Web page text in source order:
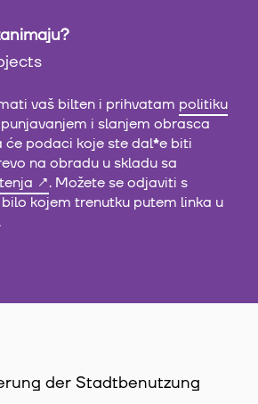
vaš bilten i prihvatam politiku
i slanjem obrasca
će podaci koje ste dal*e biti
na obradu u skladu sa
. Možete se odjaviti s
kojem trenutku putem linka u
der Stadtbenutzung